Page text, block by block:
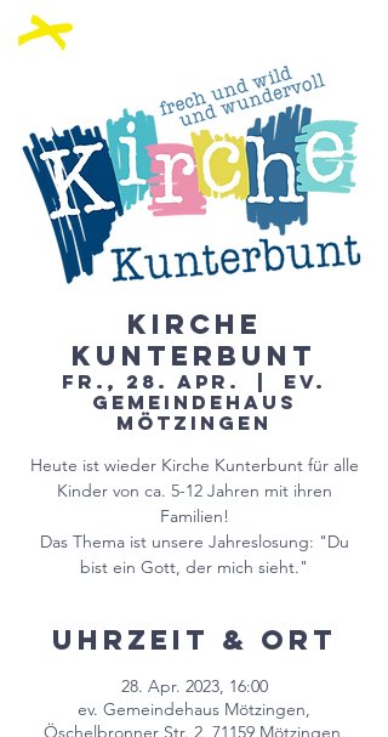
Kirche
Kunterbunt
Fr., 28. Apr.
ev.
Gemeindehaus
Mötzingen
Heute ist wieder Kirche Kunterbunt für alle
Kinder von ca. 5-12 Jahren mit ihren
Familien!
Das Thema ist unsere Jahreslosung: "Du
bist ein Gott, der mich sieht."
Uhrzeit & Ort
28. Apr. 2023, 16:00
ev. Gemeindehaus Mötzingen,
Öschelbronner Str. 2, 71159 Mötzingen,